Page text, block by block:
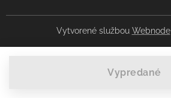
Vypredané
Vytvorené službou Webnode